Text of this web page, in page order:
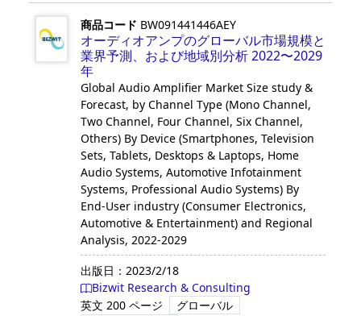
商品コード BW091441446AEY
オーディオアンプのグローバル市場規模と
業界予測、および地域別分析 2022〜2029
年
Global Audio Amplifier Market Size study &
Forecast, by Channel Type (Mono Channel,
Two Channel, Four Channel, Six Channel,
Others) By Device (Smartphones, Television
Sets, Tablets, Desktops & Laptops, Home
Audio Systems, Automotive Infotainment
Systems, Professional Audio Systems) By
End-User industry (Consumer Electronics,
Automotive & Entertainment) and Regional
Analysis, 2022-2029
出版日： 2023/2/18
Bizwit Research & Consulting
英文 200 ページ グローバル